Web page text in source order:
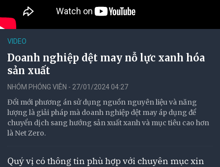
VIDEO
Doanh nghiệp dệt may nỗ lực xanh hóa
sản xuất
NHÓM PHÓNG VIÊN - 27/01/2024 04:27
Đổi mới phương án sử dụng nguồn nguyên liệu và năng
lượng là giải pháp mà doanh nghiệp dệt may áp dụng để
chuyển dịch sang hướng sản xuất xanh và mục tiêu cao hơn
là Net Zero.
Quý vị có thông tin phù hợp với chuyên mục xin